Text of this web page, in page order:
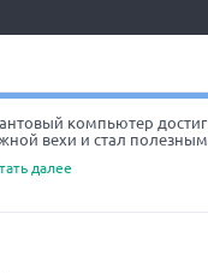
компьютер достиг
вехи и стал полезным
далее